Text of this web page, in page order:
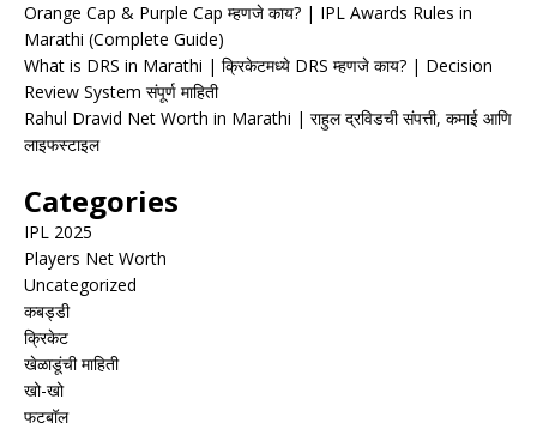
Orange Cap & Purple Cap म्हणजे काय? | IPL Awards Rules in
Marathi (Complete Guide)
What is DRS in Marathi | क्रिकेटमध्ये DRS म्हणजे काय? | Decision
Review System संपूर्ण माहिती
Rahul Dravid Net Worth in Marathi | राहुल द्रविडची संपत्ती, कमाई आणि
लाइफस्टाइल
Categories
IPL 2025
Players Net Worth
Uncategorized
कबड्डी
क्रिकेट
खेळाडूंची माहिती
खो-खो
फुटबॉल